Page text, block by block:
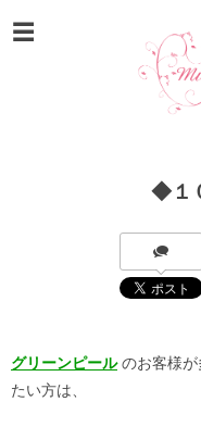
◆１
グリーンピールのお客様が
たい方は、